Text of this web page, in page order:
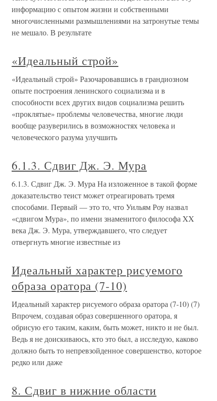
информацию с опытом жизни и собственными
многочисленными размышлениями на затронутые темы
не мешало. В результате
«Идеальный строй»
«Идеальный строй» Разочаровавшись в грандиозном
опыте построения ленинского социализма и в
способности всех других видов социализма решить
«проклятые» проблемы человечества, многие люди
вообще разуверились в возможностях человека и
человеческого разума улучшить
6.1.3. Сдвиг Дж. Э. Мура
6.1.3. Сдвиг Дж. Э. Мура На изложенное в такой форме
доказательство теист может отреагировать тремя
способами. Первый — это то, что Уильям Роу назвал
«сдвигом Мура», по имени знаменитого философа XX
века Дж. Э. Мура, утверждавшего, что следует
отвергнуть многие известные из
Идеальный характер рисуемого
образа оратора (7-10)
Идеальный характер рисуемого образа оратора (7-10) (7)
Впрочем, создавая образ совершенного оратора, я
обрисую его таким, каким, быть может, никто и не был.
Ведь я не доискиваюсь, кто это был, а исследую, каково
должно быть то непревзойденное совершенство, которое
редко или даже
8. Сдвиг в нижние области